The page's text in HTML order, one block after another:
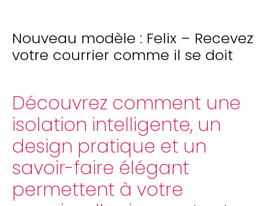
Nouveau modèle : Felix – Recevez
votre courrier comme il se doit
Découvrez comment une
isolation intelligente, un
design pratique et un
savoir-faire élégant
permettent à votre